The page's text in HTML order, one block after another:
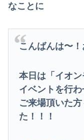
なことに
こんばんは〜
本日は「イオ
イベントを行
ご来場頂いた
た！！！